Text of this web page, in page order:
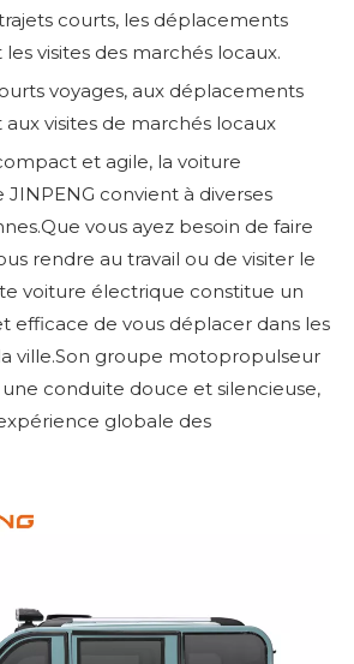
courts, les déplacements
visites des marchés locaux.
voyages, aux déplacements
visites de marchés locaux
et agile, la voiture
convient à diverses
vous ayez besoin de faire
rendre au travail ou de visiter le
voiture électrique constitue un
efficace de vous déplacer dans les
ville.Son groupe motopropulseur
conduite douce et silencieuse,
globale des